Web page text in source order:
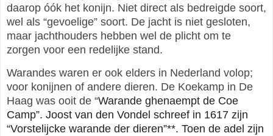
daarop óók het konijn. Niet direct als bedreigde soort,
wel als “gevoelige” soort. De jacht is niet gesloten,
maar jachthouders hebben wel de plicht om te
zorgen voor een redelijke stand.
Warandes waren er ook elders in Nederland volop;
voor konijnen of andere dieren. De Koekamp in De
Haag was ooit de “Warande ghenaempt de Coe
Camp”. Joost van den Vondel schreef in 1617 zijn
“Vorstelijcke warande der dieren”**. Toen de adel zijn